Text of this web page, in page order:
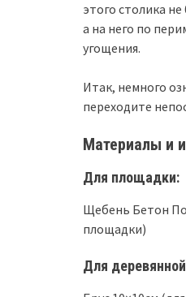
этого столика
а на него по
угощения.
Итак, немного
переходите
Материалы и
Для площадки:
Щебень Бетон
площадки)
Для